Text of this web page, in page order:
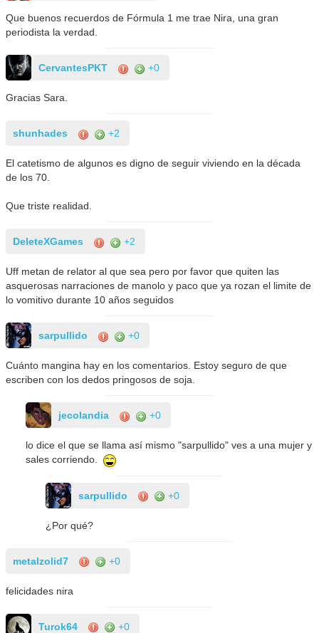
Que buenos recuerdos de Fórmula 1 me trae Nira, una gran
periodista la verdad.
CervantesPKT +0
Gracias Sara.
shunhades +2
El catetismo de algunos es digno de seguir viviendo en la década
de los 70.
Que triste realidad.
DeleteXGames +2
Uff metan de relator al que sea pero por favor que quiten las
asquerosas narraciones de manolo y paco que ya rozan el limite de
lo vomitivo durante 10 años seguidos
sarpullido +0
Cuánto mangina hay en los comentarios. Estoy seguro de que
escriben con los dedos pringosos de soja.
jecolandia +0
lo dice el que se llama así mismo "sarpullido" ves a una mujer y
sales corriendo.
sarpullido +0
¿Por qué?
metalzolid7 +0
felicidades nira
Turok64 +0